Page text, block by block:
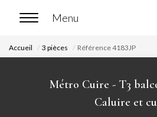
ACCUEIL
ACHETER
Accueil 3 pièces Référence 4183JP
Métro Cuire - T3
Caluire et